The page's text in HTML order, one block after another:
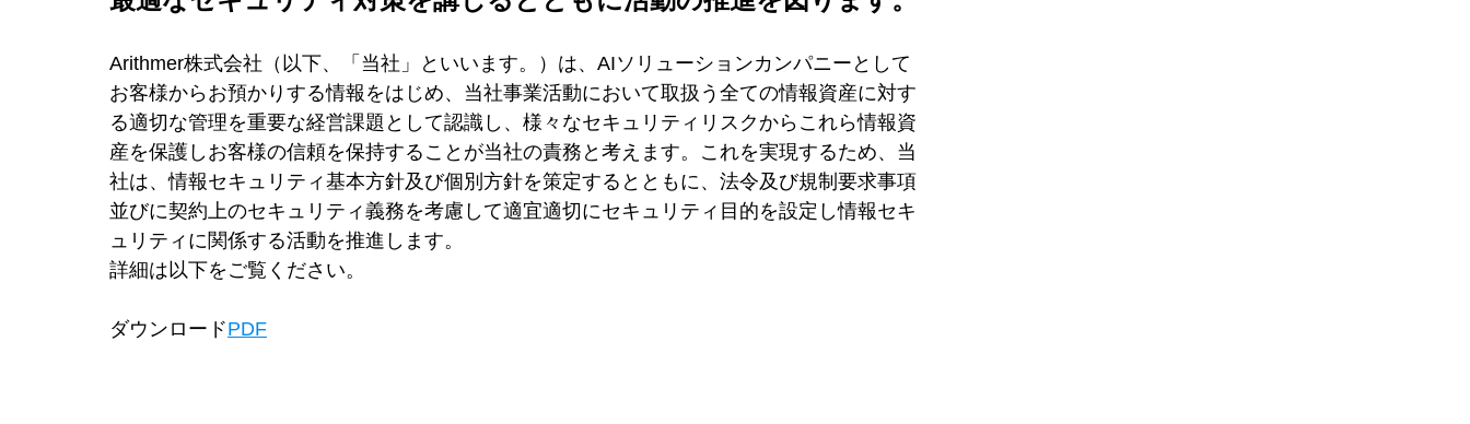
Arithmer株式会社（以下、「当社」といいます。）は、AIソリューションカンパニーとして
お客様からお預かりする情報をはじめ、当社事業活動において取扱う全ての情報資産に対す
る適切な管理を重要な経営課題として認識し、様々なセキュリティリスクからこれら情報資
産を保護しお客様の信頼を保持することが当社の責務と考えます。これを実現するため、当
社は、情報セキュリティ基本方針及び個別方針を策定するとともに、法令及び規制要求事項
並びに契約上のセキュリティ義務を考慮して適宜適切にセキュリティ目的を設定し情報セキ
ュリティに関係する活動を推進します。
詳細は以下をご覧ください。
ダウンロードPDF